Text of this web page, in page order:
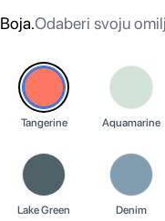
Boja.Odaberi svoju
Tangerine Aquamarine
Lake Green Denim